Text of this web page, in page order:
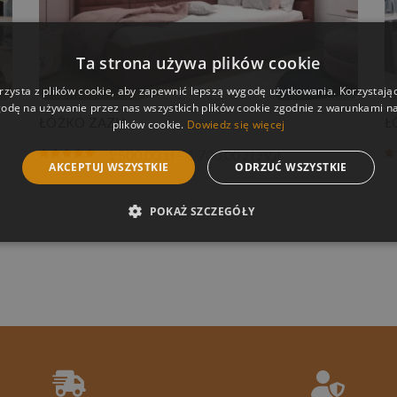
ŁÓŻKO ZAZU
1 500,00zł–1 700,00złZakres
cen:
od
1
do
z Vat
Ta strona używa plików cookie
z plików cookie, aby zapewnić lepszą wygodę użytkowania.
na używanie przez nas wszystkich plików cookie zgodnie z warunkami
plików cookie. Dowiedz się więcej
AKCEPTUJ WSZYSTKIE ODRZUĆ WSZYSTKIE
POKAŻ SZCZEGÓŁY